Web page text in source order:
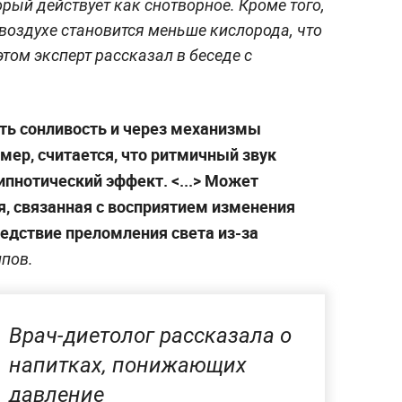
действует как снотворное. Кроме того,
становится меньше кислорода, что
эксперт рассказал в беседе с
сонливость и через механизмы
считается, что ритмичный звук
эффект. <...> Может
связанная с восприятием изменения
преломления света из-за
Врач-диетолог рассказала о
напитках, понижающих
давление